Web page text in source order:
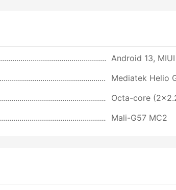
Android 13,
Mediatek Helio
Octa-core
Mali-G57 MC2